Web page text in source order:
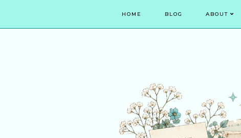
HOME BLOG ABOUT